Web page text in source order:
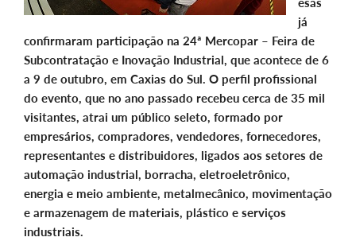
já
confirmaram participação na 24ª Mercopar – Feira de
Subcontratação e Inovação Industrial, que acontece de 6
a 9 de outubro, em Caxias do Sul. O perfil profissional
do evento, que no ano passado recebeu cerca de 35 mil
visitantes, atrai um público seleto, formado por
empresários, compradores, vendedores, fornecedores,
representantes e distribuidores, ligados aos setores de
automação industrial, borracha, eletroeletrônico,
energia e meio ambiente, metalmecânico, movimentação
e armazenagem de materiais, plástico e serviços
industriais.